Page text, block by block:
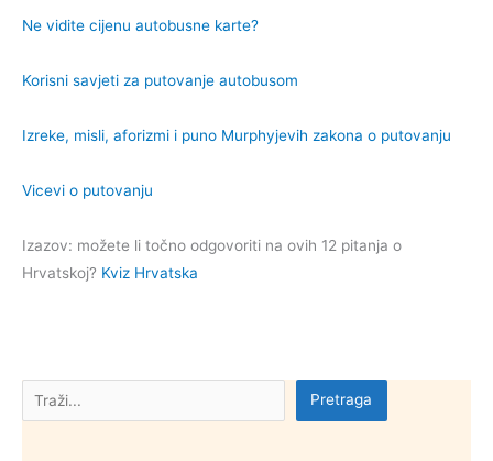
Pretraga Pretraga
Ne vidite cijenu autobusne karte?
Korisni savjeti za putovanje autobusom
Izreke, misli, aforizmi i puno Murphyjevih zakona o putovanju
Vicevi o putovanju
Izazov: možete li točno odgovoriti na ovih 12 pitanja o
Hrvatskoj? Kviz Hrvatska